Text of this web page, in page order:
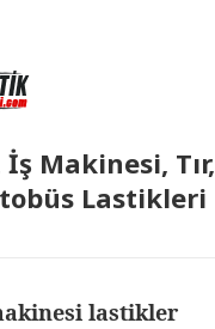
Makinesi, Tır,
Lastikleri
lastikler